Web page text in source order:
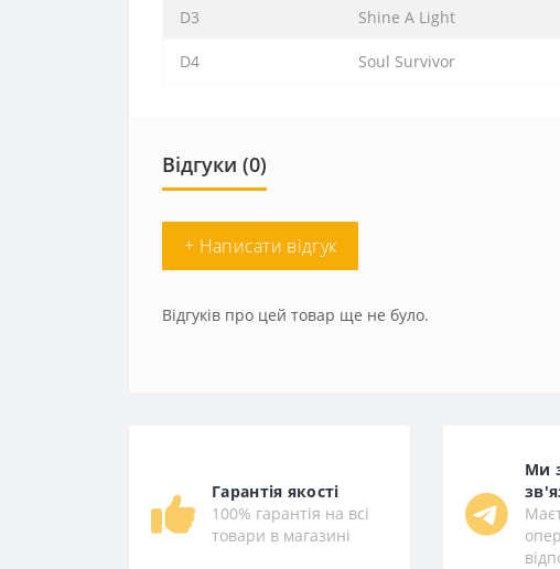
D3 Shine A Light
D4 Soul Survivor
Відгуки (0)
+ Написати відгук
Відгуків про цей товар ще не було.
Гарантія якості
100% гарантія на всі
товари в магазині
Ми